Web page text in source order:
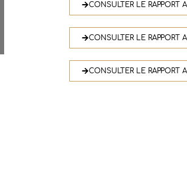
CONSULTER LE RAPPORT
CONSULTER LE RAPPORT
CONSULTER LE RAPPORT